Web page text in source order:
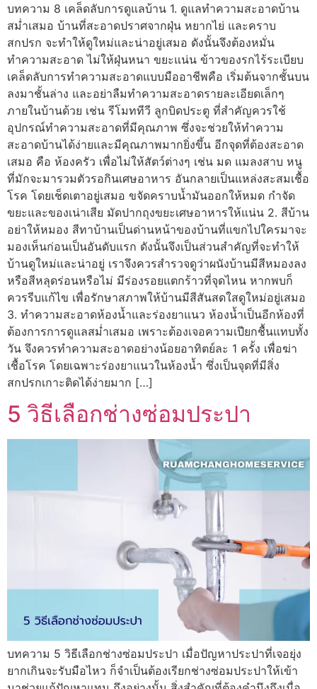
บทความ 8 เคล็ดลับการดูแลบ้าน 1. ดูแลทำความสะอาดบ้าน
สม่ำเสมอ บ้านที่สะอาดปราศจากฝุ่น หยากไย่ และคราบ
สกปรก จะทำให้ดูใหม่และน่าอยู่เสมอ ดังนั้นจึงต้องหมั่น
ทำความสะอาด ไม่ให้ฝุ่นหนา ขยะแน่น ข้าวของรกไร้ระเบียบ
เคล็ดลับการทำความสะอาดแบบมืออาชีพคือ เริ่มต้นจากชั้นบน
ลงมาชั้นล่าง และอย่าลืมทำความสะอาดรายละเอียดเล็กๆ
ภายในบ้านด้วย เช่น รีโมททีวี ลูกบิดประตู ที่สำคัญควรใช้
อุปกรณ์ทำความสะอาดที่มีคุณภาพ ซึ่งจะช่วยให้ทำความ
สะอาดบ้านได้ง่ายและมีคุณภาพมากยิ่งขึ้น อีกจุดที่ต้องสะอาด
เสมอ คือ ห้องครัว เพื่อไม่ให้สัตว์ต่างๆ เช่น มด แมลงสาบ หนู
ที่มักจะมารวมตัวรอกินเศษอาหาร อันกลายเป็นแหล่งสะสมเชื้อ
โรค โดยเช็ดเตาอยู่เสมอ ขจัดคราบน้ำมันออกให้หมด กำจัด
ขยะและของเน่าเสีย มัดปากถุงขยะเศษอาหารให้แน่น 2. สีบ้าน
อย่าให้หมอง สีทาบ้านเป็นด่านหน้าของบ้านที่แขกไปใครมาจะ
มองเห็นก่อนเป็นอันดับแรก ดังนั้นจึงเป็นส่วนสำคัญที่จะทำให้
บ้านดูใหม่และน่าอยู่ เราจึงควรสำรวจดูว่าผนังบ้านมีสีหมองลง
หรือสีหลุดร่อนหรือไม่ มีร่องรอยแตกร้าวที่จุดไหน หากพบก็
ควรรีบแก้ไข เพื่อรักษาสภาพให้บ้านมีสีสันสดใสดูใหม่อยู่เสมอ
3. ทำความสะอาดห้องน้ำและร่องยาแนว ห้องน้ำเป็นอีกห้องที่
ต้องการการดูแลสม่ำเสมอ เพราะต้องเจอความเปียกชื้นแทบทั้ง
วัน จึงควรทำความสะอาดอย่างน้อยอาทิตย์ละ 1 ครั้ง เพื่อฆ่า
เชื้อโรค โดยเฉพาะร่องยาแนวในห้องน้ำ ซึ่งเป็นจุดที่มีสิ่ง
สกปรกเกาะติดได้ง่ายมาก […]
5 วิธีเลือกช่างซ่อมประปา
บทความ 5 วิธีเลือกช่างซ่อมประปา เมื่อปัญหาประปาที่เจอยุ่ง
ยากเกินจะรับมือไหว ก็จำเป็นต้องเรียกช่างซ่อมประปาให้เข้า